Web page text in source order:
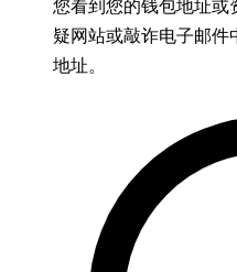
您看到您的钱包地址或
疑网站或敲诈电子邮件
地址。